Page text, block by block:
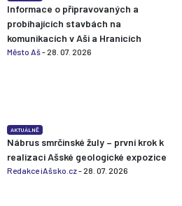
Informace o připravovaných a
probíhajících stavbách na
komunikacích v Aši a Hranicích
Město Aš- 28. 07. 2026
AKTUÁLNĚ
Nábrus smrčinské žuly – první krok k
realizaci Ašské geologické expozice
Redakce iAšsko.cz- 28. 07. 2026